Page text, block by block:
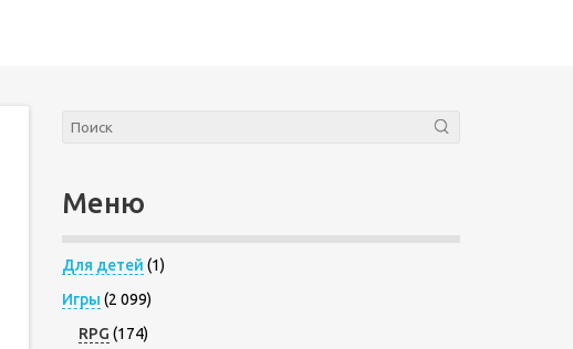
Меню
Для детей (1)
Игры (2 099)
RPG (174)